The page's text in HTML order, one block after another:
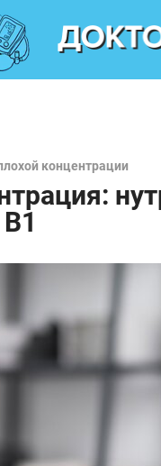
концентрации